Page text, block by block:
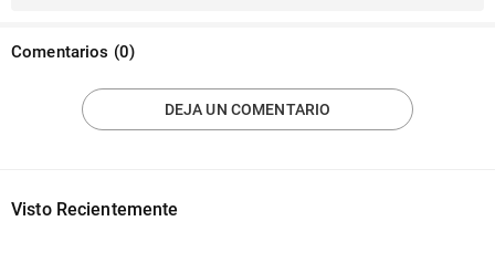
Comentarios (0)
DEJA UN COMENTARIO
Visto Recientemente